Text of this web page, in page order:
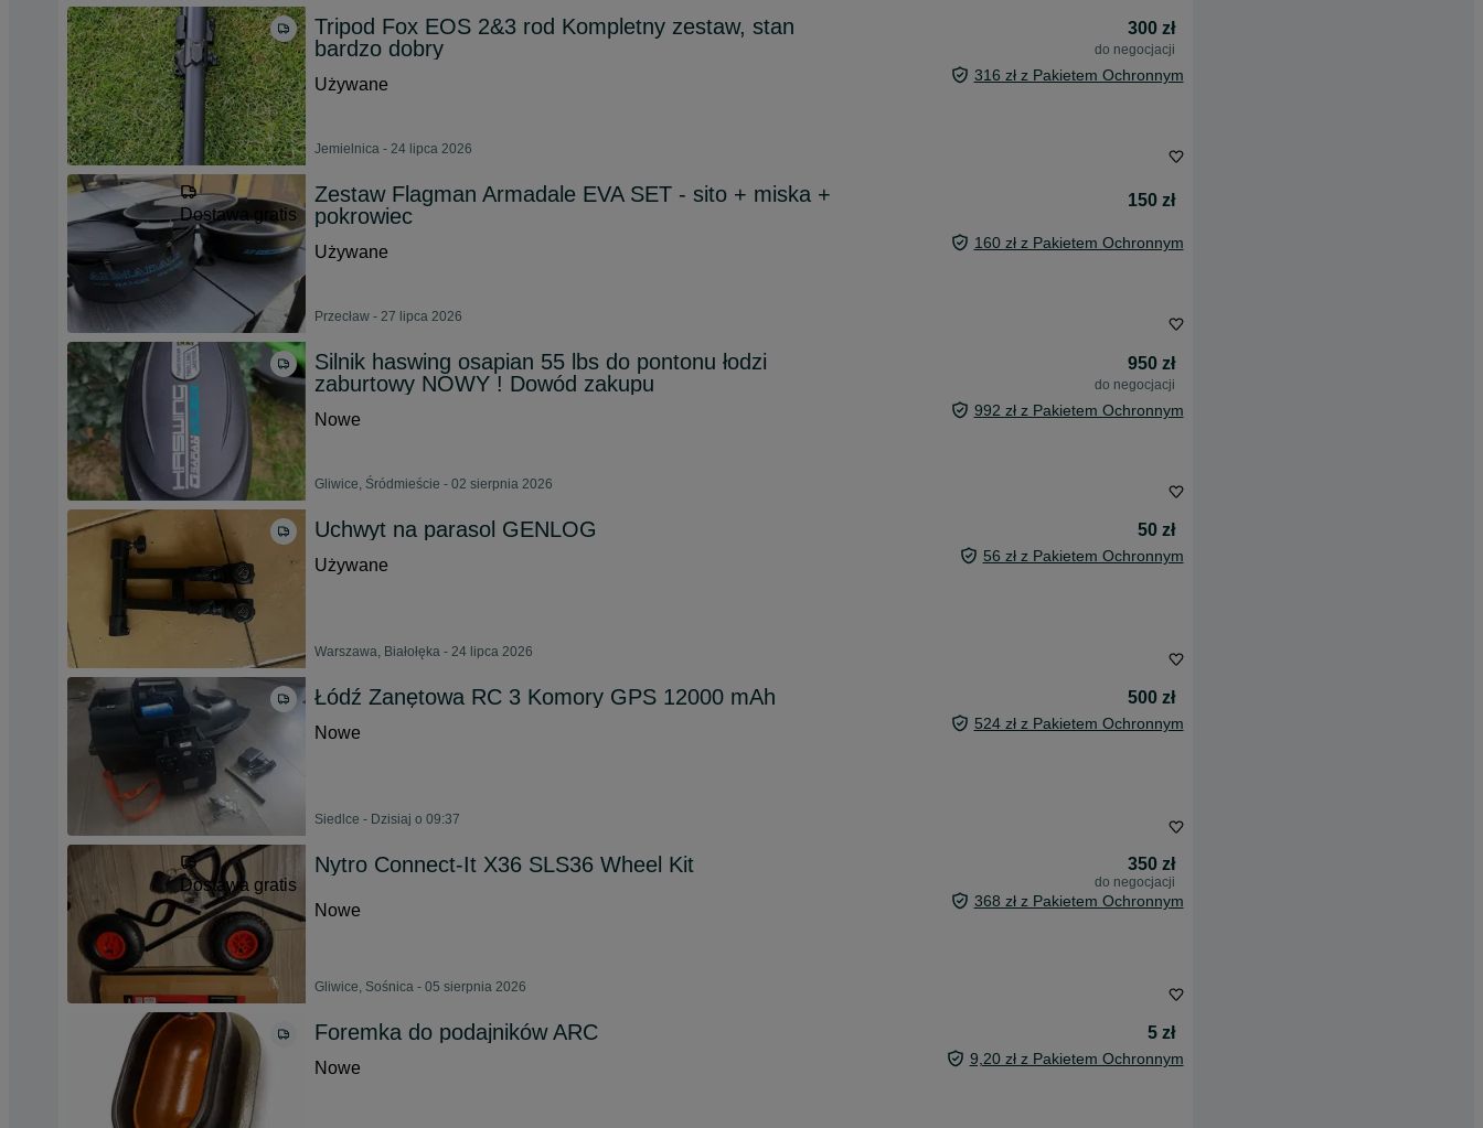
Tripod Fox EOS 2&3 rod Kompletny zestaw, stan
bardzo dobry
300 zł
do negocjacji
Używane 316 zł z Pakietem Ochronnym
Jemielnica - 24 lipca 2026
Dostawa gratis
Zestaw Flagman Armadale EVA SET - sito + miska +
pokrowiec
150 zł
Używane 160 zł z Pakietem Ochronnym
Przecław - 27 lipca 2026
Silnik haswing osapian 55 lbs do pontonu łodzi
zaburtowy NOWY ! Dowód zakupu
950 zł
do negocjacji
Nowe 992 zł z Pakietem Ochronnym
Gliwice, Śródmieście - 02 sierpnia 2026
Uchwyt na parasol GENLOG
50 zł
Używane
56 zł z Pakietem Ochronnym
Warszawa, Białołęka - 24 lipca 2026
Łódź Zanętowa RC 3 Komory GPS 12000 mAh
500 zł
Nowe
524 zł z Pakietem Ochronnym
Siedlce - Dzisiaj o 09:37
Dostawa gratis
Nytro Connect-It X36 SLS36 Wheel Kit 350 zł
do negocjacji
Nowe 368 zł z Pakietem Ochronnym
Gliwice, Sośnica - 05 sierpnia 2026
Foremka do podajników ARC
5 zł
Nowe
9,20 zł z Pakietem Ochronnym